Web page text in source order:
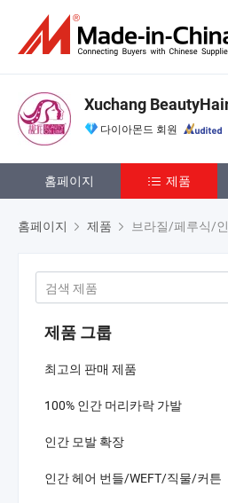
Xuchang
다이아몬드 회원
홈페이지 제품
홈페이지 제품 브라질/페루식/
제품 그룹
최고의 판매 제품
100% 인간 머리카락 가발
인간 모발 확장
인간 헤어 번들/WEFT/직물/커튼